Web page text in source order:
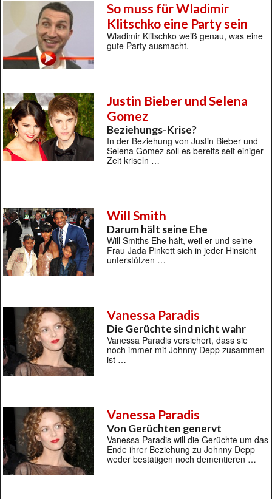
So muss für Wladimir
Klitschko eine Party sein
Wladimir Klitschko weiß genau, was eine
gute Party ausmacht.
Justin Bieber und Selena
Gomez
Beziehungs-Krise?
In der Beziehung von Justin Bieber und
Selena Gomez soll es bereits seit einiger
Zeit kriseln …
Will Smith
Darum hält seine Ehe
Will Smiths Ehe hält, weil er und seine
Frau Jada Pinkett sich in jeder Hinsicht
unterstützen …
Vanessa Paradis
Die Gerüchte sind nicht wahr
Vanessa Paradis versichert, dass sie
noch immer mit Johnny Depp zusammen
ist …
Vanessa Paradis
Von Gerüchten genervt
Vanessa Paradis will die Gerüchte um das
Ende ihrer Beziehung zu Johnny Depp
weder bestätigen noch dementieren …